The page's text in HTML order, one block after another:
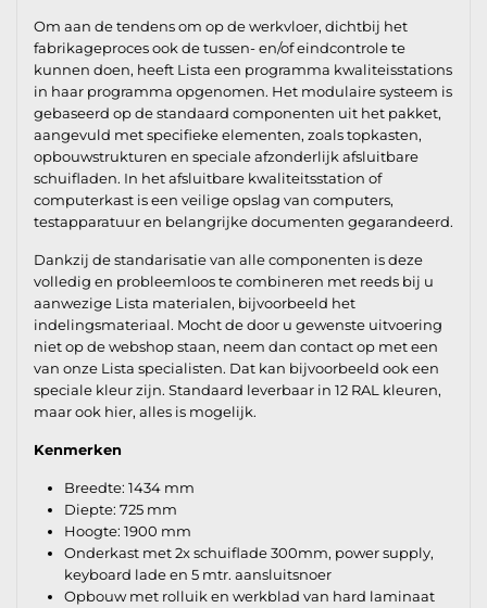
Om aan de tendens om op de werkvloer, dichtbij het
fabrikageproces ook de tussen- en/of eindcontrole te
kunnen doen, heeft Lista een programma kwaliteisstations
in haar programma opgenomen. Het modulaire systeem is
gebaseerd op de standaard componenten uit het pakket,
aangevuld met specifieke elementen, zoals topkasten,
opbouwstrukturen en speciale afzonderlijk afsluitbare
schuifladen. In het afsluitbare kwaliteitsstation of
computerkast is een veilige opslag van computers,
testapparatuur en belangrijke documenten gegarandeerd.
Dankzij de standarisatie van alle componenten is deze
volledig en probleemloos te combineren met reeds bij u
aanwezige Lista materialen, bijvoorbeeld het
indelingsmateriaal. Mocht de door u gewenste uitvoering
niet op de webshop staan, neem dan contact op met een
van onze Lista specialisten. Dat kan bijvoorbeeld ook een
speciale kleur zijn. Standaard leverbaar in 12 RAL kleuren,
maar ook hier, alles is mogelijk.
Kenmerken
Breedte: 1434 mm
Diepte: 725 mm
Hoogte: 1900 mm
Onderkast met 2x schuiflade 300mm, power supply,
keyboard lade en 5 mtr. aansluitsnoer
Opbouw met rolluik en werkblad van hard laminaat